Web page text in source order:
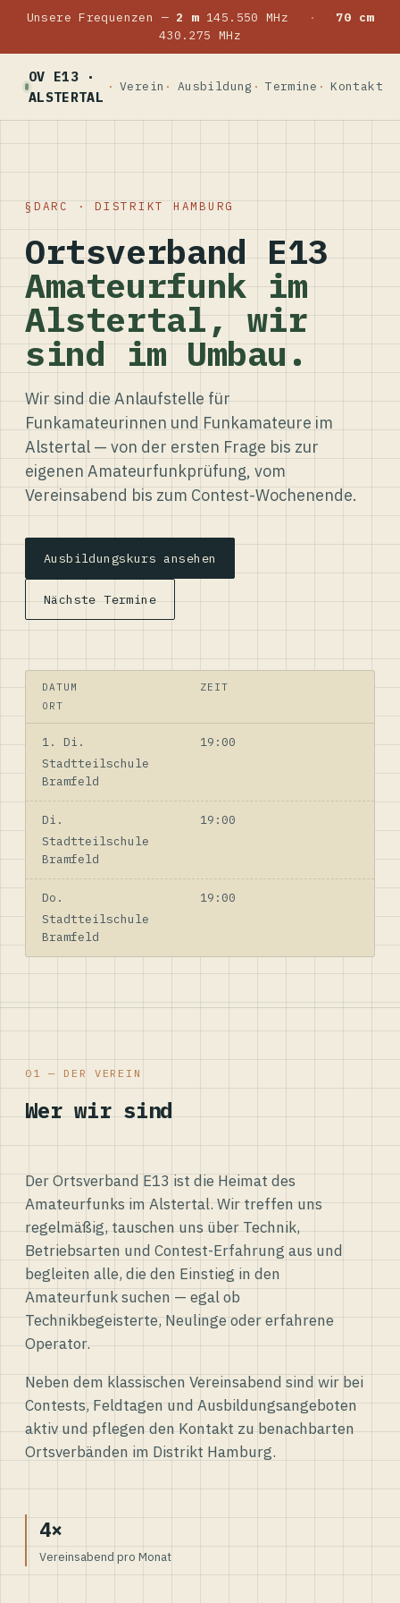
Unsere Frequenzen — 2 m145.550 MHz ·
70 cm
430.275 MHz
OV E13 ·
ALSTERTAL
Verein Ausbildung Termine Kontakt
DARC · DISTRIKT HAMBURG
Ortsverband E13
Amateurfunk im
Alstertal, wir
sind im Umbau.
Wir sind die Anlaufstelle für
Funkamateurinnen und Funkamateure im
Alstertal — von der ersten Frage bis zur
eigenen Amateurfunkprüfung, vom
Vereinsabend bis zum Contest-Wochenende.
Ausbildungskurs ansehen
Nächste Termine
DATUM
ZEIT
ORT
1. Di.
19:00
Stadtteilschule
Bramfeld
Di.
19:00
Stadtteilschule
Bramfeld
Do.
19:00
Stadtteilschule
Bramfeld
01 — DER VEREIN
Wer wir sind
Der Ortsverband E13 ist die Heimat des
Amateurfunks im Alstertal. Wir treffen uns
regelmäßig, tauschen uns über Technik,
Betriebsarten und Contest-Erfahrung aus und
begleiten alle, die den Einstieg in den
Amateurfunk suchen — egal ob
Technikbegeisterte, Neulinge oder erfahrene
Operator.
Neben dem klassischen Vereinsabend sind wir bei
Contests, Feldtagen und Ausbildungsangeboten
aktiv und pflegen den Kontakt zu benachbarten
Ortsverbänden im Distrikt Hamburg.
4×
Vereinsabend pro Monat